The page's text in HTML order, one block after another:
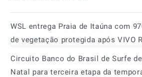
WSL entrega Praia de Itaúna com
de vegetação protegida após VIVO
Circuito Banco do Brasil de Surfe
Natal para terceira etapa da